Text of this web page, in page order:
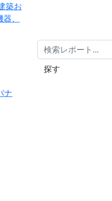
築お
、
ナ
探す